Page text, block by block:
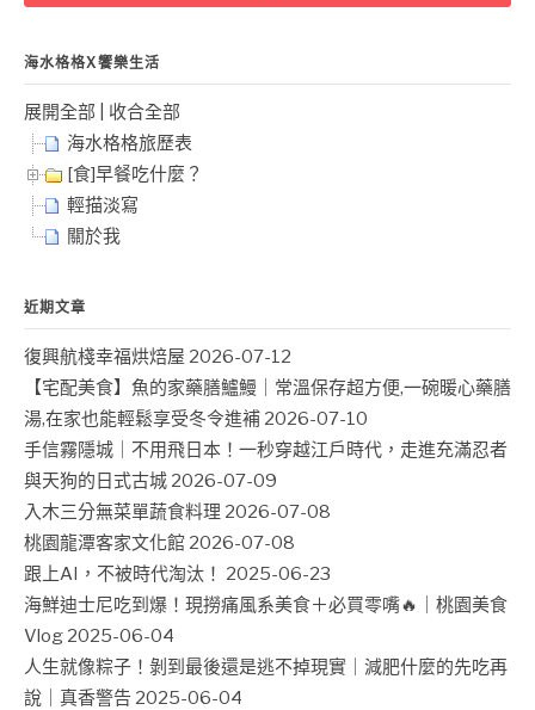
字:
海水格格X饗樂生活
展開全部
收合全部
海水格格旅歷表
[食]早餐吃什麼？
輕描淡寫
關於我
近期文章
復興航棧幸福烘焙屋 2026-07-12
【宅配美食】魚的家藥膳鱸鰻｜常溫保存超方便,一碗暖心藥膳
湯,在家也能輕鬆享受冬令進補 2026-07-10
手信霧隱城｜不用飛日本！一秒穿越江戶時代，走進充滿忍者
與天狗的日式古城 2026-07-09
入木三分無菜單蔬食料理 2026-07-08
桃園龍潭客家文化館 2026-07-08
跟上AI，不被時代淘汰！ 2025-06-23
海鮮迪士尼吃到爆！現撈痛風系美食＋必買零嘴🔥｜桃園美食
Vlog 2025-06-04
人生就像粽子！剝到最後還是逃不掉現實｜減肥什麼的先吃再
說｜真香警告 2025-06-04